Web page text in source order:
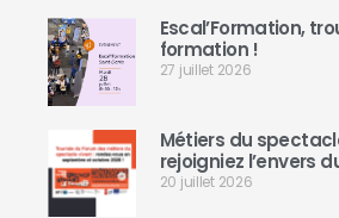
Escal’Formation,
formation !
27 juillet 2026
Métiers du
rejoigniez l’envers
20 juillet 2026